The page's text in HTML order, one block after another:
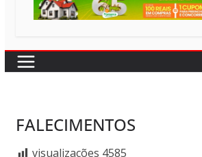
FALECIMENTOS
visualizações 4585